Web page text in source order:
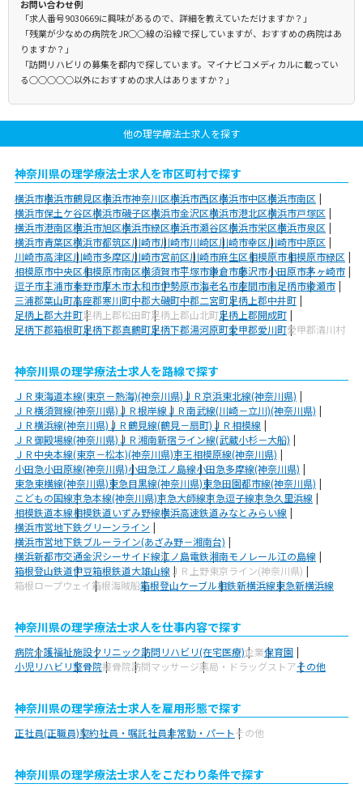
お問い合わせ例
「求人番号9030669に興味があるので、詳細を教えていただけますか？」
「残業が少なめの病院をJR○○線の沿線で探していますが、おすすめの病院はあ
りますか？」
「訪問リハビリの募集を都内で探しています。マイナビコメディカルに載ってい
る○○○○○以外におすすめの求人はありますか？」
他の理学療法士求人を探す
神奈川県の理学療法士求人を市区町村で探す
横浜市横浜市鶴見区横浜市神奈川区横浜市西区横浜市中区横浜市南区
横浜市保土ケ谷区横浜市磯子区横浜市金沢区横浜市港北区横浜市戸塚区
横浜市港南区横浜市旭区横浜市緑区横浜市瀬谷区横浜市栄区横浜市泉区
横浜市青葉区横浜市都筑区川崎市川崎市川崎区川崎市幸区川崎市中原区
川崎市高津区川崎市多摩区川崎市宮前区川崎市麻生区相模原市相模原市緑区
相模原市中央区相模原市南区横須賀市平塚市鎌倉市藤沢市小田原市茅ヶ崎市
逗子市三浦市秦野市厚木市大和市伊勢原市海老名市座間市南足柄市綾瀬市
三浦郡葉山町高座郡寒川町中郡大磯町中郡二宮町足柄上郡中井町
足柄上郡大井町足柄上郡松田町足柄上郡山北町足柄上郡開成町
足柄下郡箱根町足柄下郡真鶴町足柄下郡湯河原町愛甲郡愛川町愛甲郡清川村
神奈川県の理学療法士求人を路線で探す
ＪＲ東海道本線(東京－熱海)(神奈川県)ＪＲ京浜東北線(神奈川県)
ＪＲ横須賀線(神奈川県)ＪＲ根岸線ＪＲ南武線(川崎－立川)(神奈川県)
ＪＲ横浜線(神奈川県)ＪＲ鶴見線(鶴見－扇町)ＪＲ相模線
ＪＲ御殿場線(神奈川県)ＪＲ湘南新宿ライン線(武蔵小杉－大船)
ＪＲ中央本線(東京－松本)(神奈川県)京王相模原線(神奈川県)
小田急小田原線(神奈川県)小田急江ノ島線小田急多摩線(神奈川県)
東急東横線(神奈川県)東急目黒線(神奈川県)東急田園都市線(神奈川県)
こどもの国線京急本線(神奈川県)京急大師線京急逗子線京急久里浜線
相模鉄道本線相模鉄道いずみ野線横浜高速鉄道みなとみらい線
横浜市営地下鉄グリーンライン
横浜市営地下鉄ブルーライン(あざみ野－湘南台)
横浜新都市交通金沢シーサイド線江ノ島電鉄湘南モノレール江の島線
箱根登山鉄道伊豆箱根鉄道大雄山線 ＪＲ上野東京ライン(神奈川県)
箱根ロープウェイ箱根海賊船箱根登山ケーブル相鉄新横浜線東急新横浜線
神奈川県の理学療法士求人を仕事内容で探す
病院介護福祉施設クリニック訪問リハビリ(在宅医療)企業保育園
小児リハビリ整骨院接骨院訪問マッサージ薬局・ドラッグストアその他
神奈川県の理学療法士求人を雇用形態で探す
正社員(正職員)契約社員・嘱託社員非常勤・パートその他
神奈川県の理学療法士求人をこだわり条件で探す